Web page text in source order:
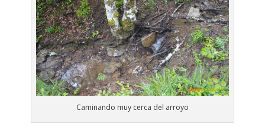
Caminando muy cerca del arroyo